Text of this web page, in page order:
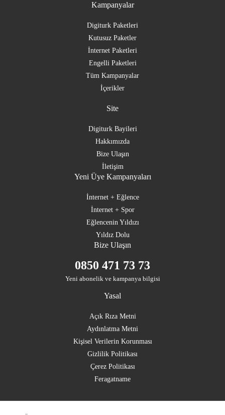
Kampanyalar
Digiturk Paketleri
Kutusuz Paketler
İnternet Paketleri
Engelli Paketleri
Tüm Kampanyalar
İçerikler
Site
Digiturk Bayileri
Hakkımızda
Bize Ulaşın
İletişim
Yeni Üye Kampanyaları
İnternet + Eğlence
İnternet + Spor
Eğlencenin Yıldızı
Yıldız Dolu
Bize Ulaşın
0850 471 73 73
Yeni abonelik ve kampanya bilgisi
Yasal
Açık Rıza Metni
Aydınlatma Metni
Kişisel Verilerin Korunması
Gizlilik Politikası
Çerez Politikası
Feragatname